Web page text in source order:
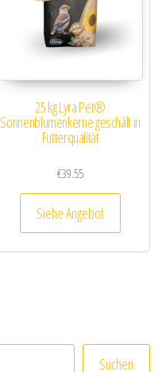
25 kg Lyra Pet®
Sonnenblumenkerne geschält in
Futterqualität
€39.55
Siehe Angebot
Suchen